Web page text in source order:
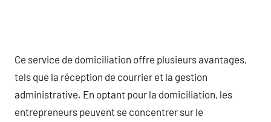
Ce service de domiciliation offre plusieurs avantages,
tels que la réception de courrier et la gestion
administrative. En optant pour la domiciliation, les
entrepreneurs peuvent se concentrer sur le